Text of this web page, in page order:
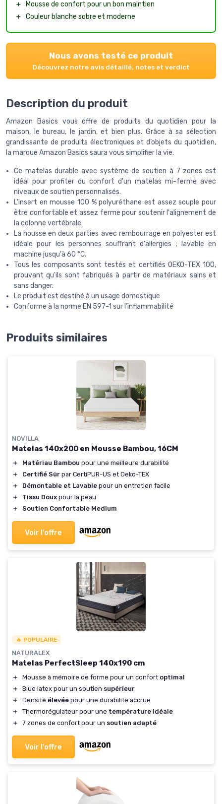
＋
Mousse de confort pour un bon maintien
＋ Couleur blanche sobre et moderne
Nous avons testé ce produit
Découvrez notre avis détaillé, notes et verdict
Description du produit
Amazon Basics vous offre de produits du quotidien pour la
maison, le bureau, le jardin, et bien plus. Grâce à sa sélection
grandissante de produits électroniques et d’objets du quotidien,
la marque Amazon Basics saura vous simplifier la vie.
Ce matelas durable avec système de soutien à 7 zones est
idéal pour profiter du confort d'un matelas mi-ferme avec
niveaux de soutien personnalisés.
L'insert en mousse 100 % polyuréthane est assez souple pour
être confortable et assez ferme pour soutenir l'alignement de
la colonne vertébrale.
La housse en deux parties avec rembourrage en polyester est
idéale pour les personnes souffrant d'allergies ; lavable en
machine jusqu'à 60 °C.
Tous les composants sont testés et certifiés OEKO-TEX 100,
prouvant qu'ils sont fabriqués à partir de matériaux sains et
sans danger.
Le produit est destiné à un usage domestique
Conforme à la norme EN 597-1 sur l’inflammabilité
Produits similaires
NOVILLA
Matelas 140x200 en Mousse Bambou, 16CM
＋ Matériau Bambou pour une meilleure durabilité
＋
Certifié Sûr par CertiPUR-US et Oeko-TEX
＋
Démontable et Lavable pour un entretien facile
＋
Tissu Doux pour la peau
＋
Soutien Confortable Medium
Voir l'offre
🔥 POPULAIRE
NATURALEX
Matelas PerfectSleep 140x190 cm
＋ Mousse à mémoire de forme pour un confort optimal
＋
Blue latex pour un soutien supérieur
＋
Densité élevée pour une durabilité accrue
＋
Thermorégulateur pour une température idéale
＋
7 zones de confort pour un soutien adapté
Voir l'offre